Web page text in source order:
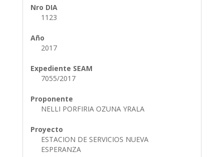
Nro DIA
1123
Año
2017
Expediente SEAM
7055/2017
Proponente
NELLI PORFIRIA OZUNA YRALA
Proyecto
ESTACION DE SERVICIOS NUEVA
ESPERANZA